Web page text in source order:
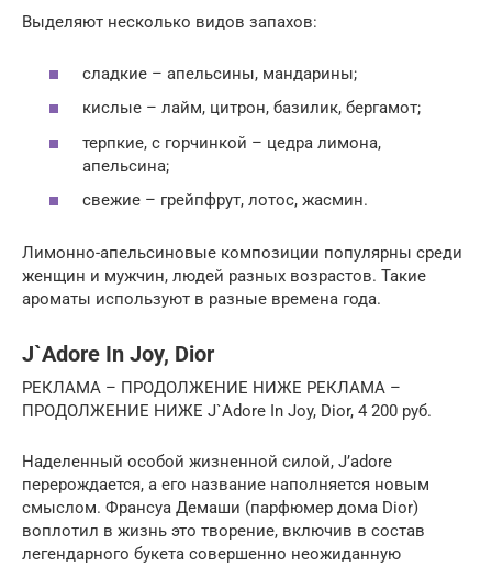
Выделяют несколько видов запахов:
сладкие – апельсины, мандарины;
кислые – лайм, цитрон, базилик, бергамот;
терпкие, с горчинкой – цедра лимона,
апельсина;
свежие – грейпфрут, лотос, жасмин.
Лимонно-апельсиновые композиции популярны среди
женщин и мужчин, людей разных возрастов. Такие
ароматы используют в разные времена года.
J`Adore In Joy, Dior
РЕКЛАМА – ПРОДОЛЖЕНИЕ НИЖЕ РЕКЛАМА –
ПРОДОЛЖЕНИЕ НИЖЕ J`Adore In Joy, Dior, 4 200 руб.
Наделенный особой жизненной силой, J’adore
перерождается, а его название наполняется новым
смыслом. Франсуа Демаши (парфюмер дома Dior)
воплотил в жизнь это творение, включив в состав
легендарного букета совершенно неожиданную